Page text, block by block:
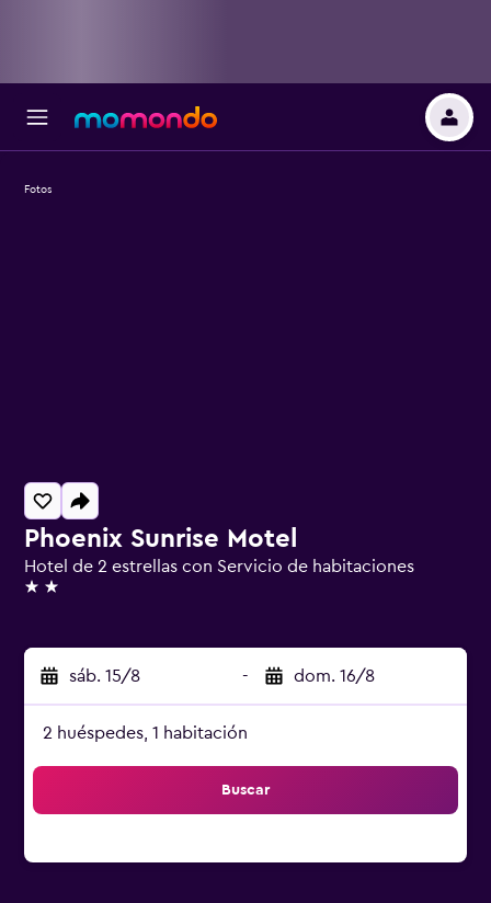
Phoenix Sunrise Motel
Hotel de 2 estrellas con Servicio de habitaciones
2 estrellas
sáb. 15/8 - dom. 16/8
2 huéspedes, 1 habitación
Buscar
Fotos